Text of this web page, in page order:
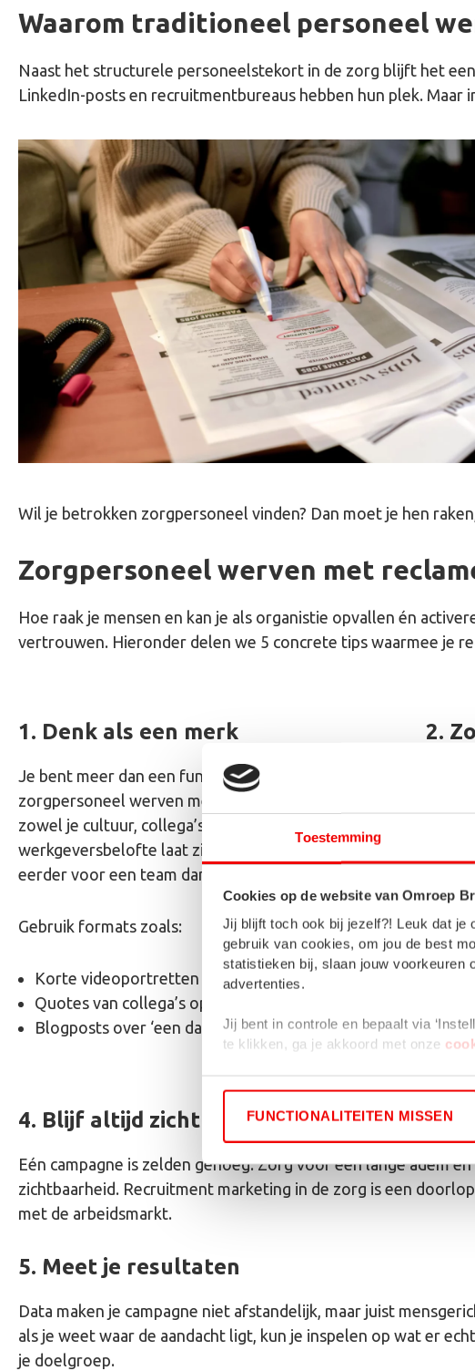
Toestemming
Cookies op de website van Omroep
Jij blijft toch ook bij jezelf?! Leuk dat je
gebruik van cookies, om jou de best
statistieken bij, slaan jouw voorkeuren
advertenties.
Jij bent in controle en bepaalt via
te klikken, ga je akkoord met onze
FUNCTIONALITEITEN MISSEN
Waarom traditioneel personeel
Naast het structurele personeelstekort in de zorg blijft het
LinkedIn-posts en recruitmentbureaus hebben hun plek.
Wil je betrokken zorgpersoneel vinden? Dan moet je hen
Zorgpersoneel werven met
Hoe raak je mensen en kan je als organistie opvallen én
vertrouwen. Hieronder delen we 5 concrete tips waarmee je
1. Denk als een merk
Je bent meer dan een functieprofiel. Je wilt
zorgpersoneel werven met reclame campagnes die
zowel je cultuur, collega’s, cliënten en
werkgeversbelofte laat zien. Mensen kiezen
eerder voor een team dan voor een taak.
Gebruik formats zoals:
Korte videoportretten van medewerkers
Quotes van collega’s op social media
Blogposts over ‘een dag in het leven van’
2.
Denk
4. Blijf altijd zichtbaar
Eén campagne is zelden genoeg. Zorg voor een lange adem
zichtbaarheid. Recruitment marketing in de zorg is een
met de arbeidsmarkt.
5. Meet je resultaten
Data maken je campagne niet afstandelijk, maar juist
als je weet waar de aandacht ligt, kun je inspelen op wat er
je doelgroep.